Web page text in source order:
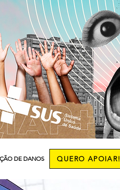
DE DANOS More
QUERO APOIAR!